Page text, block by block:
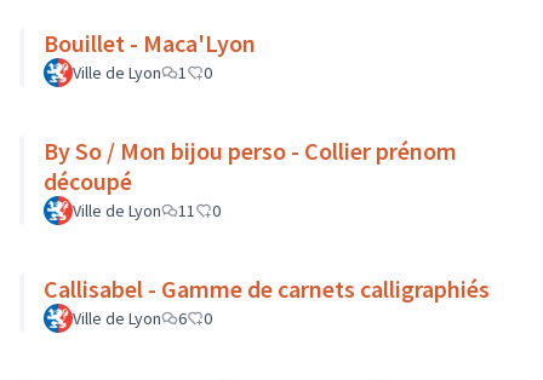
Bouillet - Maca'Lyon
Ville de Lyon 1 0
By So / Mon bijou perso - Collier prénom
découpé
Ville de Lyon 11 0
Callisabel - Gamme de carnets calligraphiés
Ville de Lyon 6 0